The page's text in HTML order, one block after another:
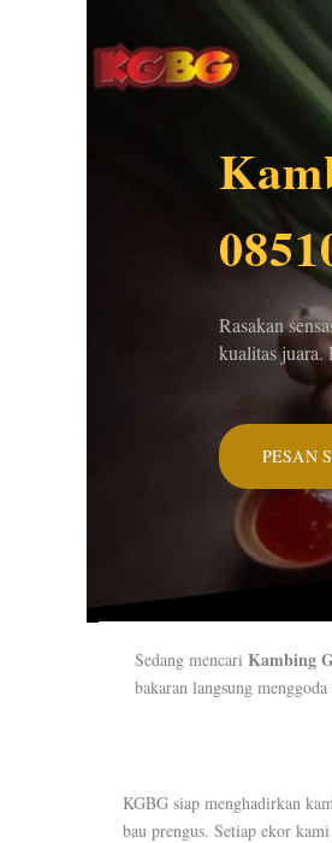
Rasakan
kualitas
PESAN
Sedang mencari Kambing
bakaran langsung
KGBG siap menghadirkan
bau prengus. Setiap ekor